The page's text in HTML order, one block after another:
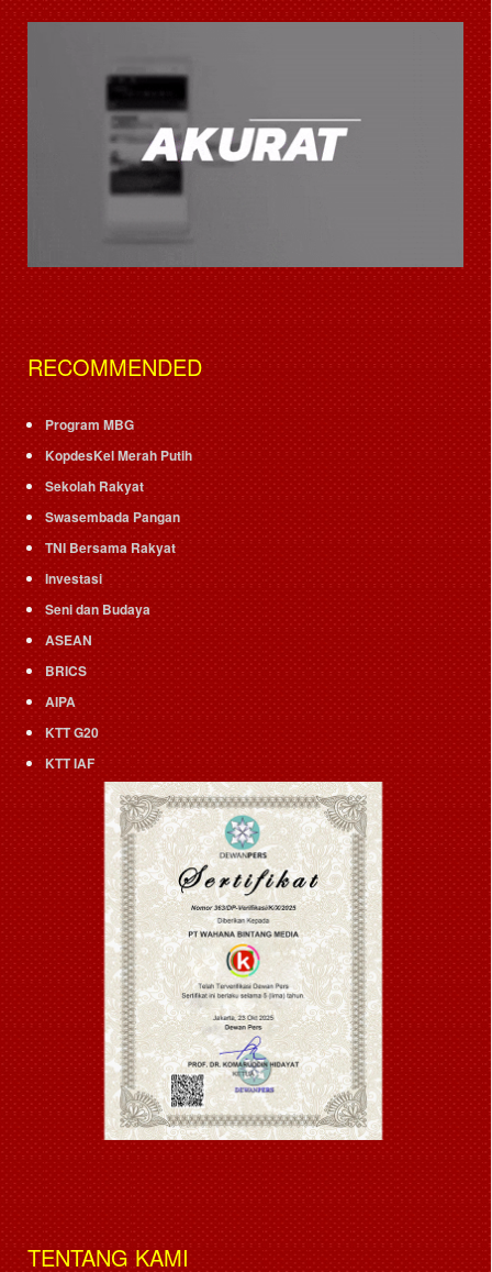
RECOMMENDED
Program MBG
KopdesKel Merah Putih
Sekolah Rakyat
Swasembada Pangan
TNI Bersama Rakyat
Investasi
Seni dan Budaya
ASEAN
BRICS
AIPA
KTT G20
KTT IAF
TENTANG KAMI